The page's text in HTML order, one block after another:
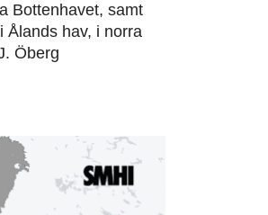
Bottenhavet, samt
Ålands hav, i norra
Öberg